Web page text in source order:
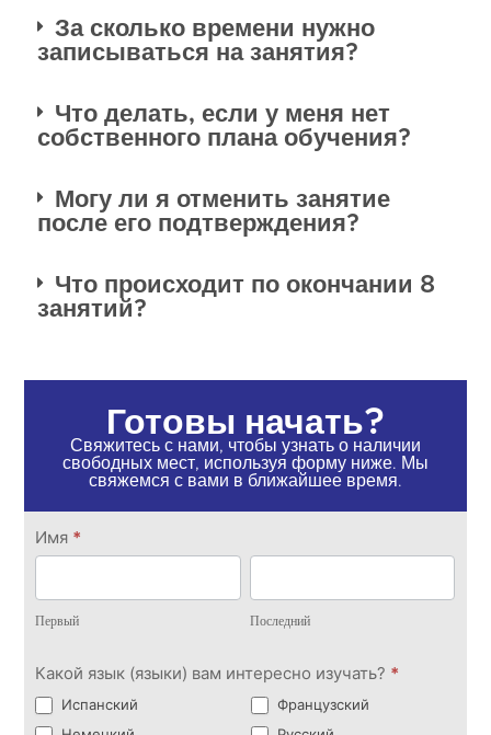
За сколько времени нужно
записываться на занятия?
Что делать, если у меня нет
собственного плана обучения?
Могу ли я отменить занятие
после его подтверждения?
Что происходит по окончании 8
занятий?
Готовы начать?
Свяжитесь с нами, чтобы узнать о наличии
свободных мест, используя форму ниже. Мы
свяжемся с вами в ближайшее время.
Свяжитесь
с нами
Имя *
Первый Последний
Какой язык (языки) вам интересно изучать? *
Испанский
Французский